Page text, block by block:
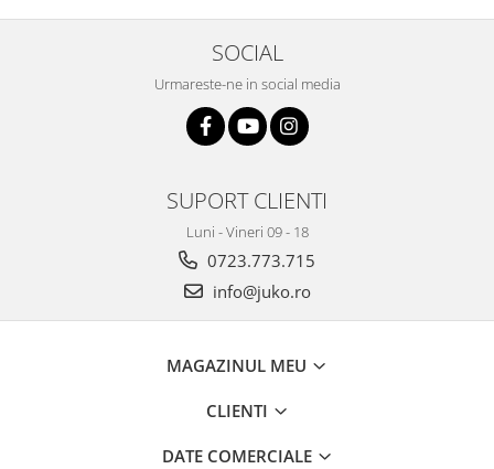
SOCIAL
Urmareste-ne in social media
SUPORT CLIENTI
Luni - Vineri 09 - 18
0723.773.715
info@juko.ro
MAGAZINUL MEU
CLIENTI
DATE COMERCIALE